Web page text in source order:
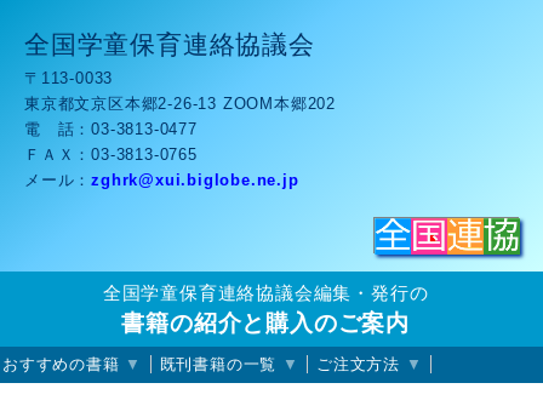
全国学童保育連絡協議会
〒113-0033
東京都文京区本郷2-26-13 ZOOM本郷202
電 話：03-3813-0477
ＦＡＸ：03-3813-0765
メール：zghrk xui.biglobe.ne.jp
全国学童保育連絡協議会編集・発行の
書籍の紹介と購入のご案内
おすすめの書籍 既刊書籍の一覧 ご注文方法